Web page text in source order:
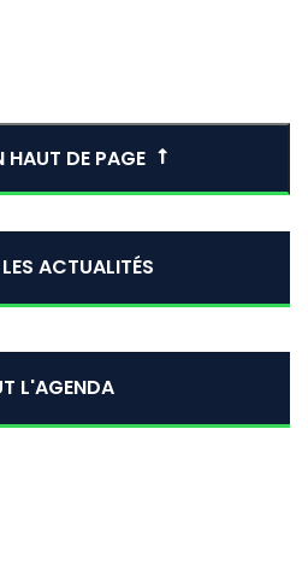
HAUT DE PAGE
ACTUALITÉS
L'AGENDA